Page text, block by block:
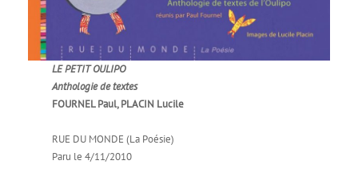
LE PETIT OULIPO
Anthologie de textes
FOURNEL Paul, PLACIN Lucile
RUE DU MONDE (La Poésie)
Paru le 4/11/2010